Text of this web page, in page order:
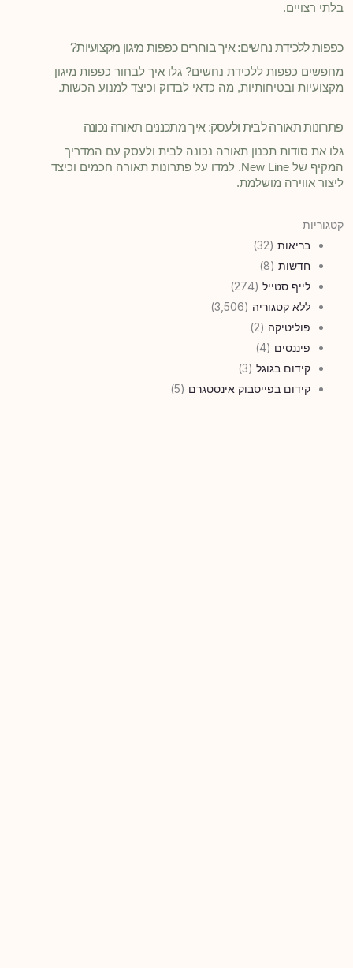
בלתי רצויים.
כפפות ללכידת נחשים: איך בוחרים כפפות מיגון מקצועיות?
מחפשים כפפות ללכידת נחשים? גלו איך לבחור כפפות מיגון
מקצועיות ובטיחותיות, מה כדאי לבדוק וכיצד למנוע הכשות.
פתרונות תאורה לבית ולעסק: איך מתכננים תאורה נכונה
גלו את סודות תכנון תאורה נכונה לבית ולעסק עם המדריך
המקיף של New Line. למדו על פתרונות תאורה חכמים וכיצד
ליצור אווירה מושלמת.
קטגוריות
בריאות (32)
חדשות (8)
לייף סטייל (274)
ללא קטגוריה (3,506)
פוליטיקה (2)
פיננסים (4)
קידום בגוגל (3)
קידום בפייסבוק אינסטגרם (5)